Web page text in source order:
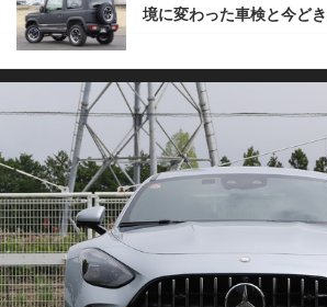
境に変わった車検と今ど